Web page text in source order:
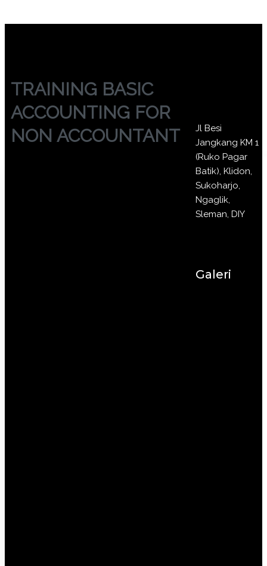
TRAINING BASIC
ACCOUNTING FOR
NON ACCOUNTANT
Jl Besi
Jangkang KM 1
(Ruko Pagar
Batik), Klidon,
Sukoharjo,
Ngaglik,
Sleman, DIY
Galeri